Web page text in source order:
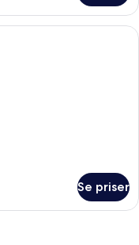
badeværelse med
Se priser